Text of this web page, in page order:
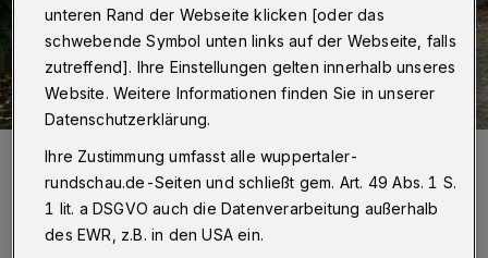
Jetzt ist die Rampe wieder sauber. Hoffentlich für länger ...
Foto: Wuppertaler Rundschau/rt
unteren Rand der Webseite klicken [oder das
schwebende Symbol unten links auf der Webseite, falls
zutreffend]. Ihre Einstellungen gelten innerhalb unseres
Website. Weitere Informationen finden Sie in unserer
Datenschutzerklärung.
Ihre Zustimmung umfasst alle wuppertaler-
rundschau.de-Seiten und schließt gem. Art. 49 Abs. 1 S.
1 lit. a DSGVO auch die Datenverarbeitung außerhalb
des EWR, z.B. in den USA ein.